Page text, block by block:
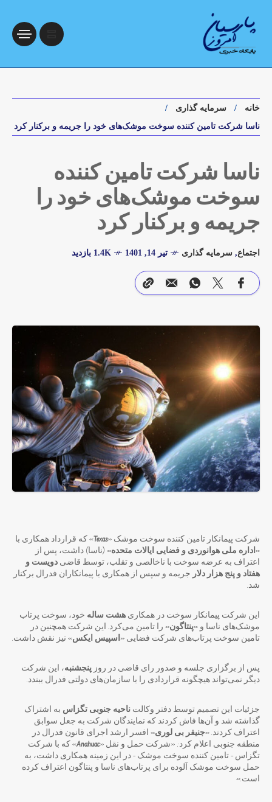
خانه
سرمایه گذاری
ناسا شرکت تامین کننده سوخت موشک‌های خود را جریمه و برکنار کرد
ناسا شرکت تامین کننده
سوخت موشک‌های خود را
جریمه و برکنار کرد
اجتماع, سرمایه گذاری تیر 14, 1401 1.4K بازدید
شرکت پیمانکار تامین کننده سوخت موشک «Texas» که قرارداد همکاری با
« اداره ملی هوانوردی و فضایی ایالات متحده» (ناسا) داشت، پس از
اعتراف به عرضه سوخت با ناخالصی و تقلب، توسط قاضی دویست و
هفتاد و پنج هزار دلار جریمه و سپس از همکاری با پیمانکاران فدرال برکنار
شد.
این شرکت پیمانکار سوخت در همکاری هشت ساله خود، سوخت پرتاب
موشک‌های ناسا و «پنتاگون» را تامین می‌کرد. این شرکت همچنین در
تامین سوخت پرتاب‌های شرکت فضایی « اسپیس ایکس» نیز نقش داشت.
پس از برگزاری جلسه و صدور رای قاضی در روز پنجشنبه، این شرکت
دیگر نمی‌تواند هیچگونه قراردادی را با سازمان‌های دولتی فدرال ببندد.
جزئیات این تصمیم توسط دفتر وکالت ناحیه جنوبی تگزاس به اشتراک
گذاشته شد و آن‌ها فاش کردند که نمایندگان شرکت به جعل سوابق
اعتراف کردند. «جنیفر بی لوری» افسر ارشد اجرای قانون فدرال در
منطقه جنوبی اعلام کرد: «شرکت حمل و نقل «Anahuac» که با شرکت
تگزاس – تامین کننده سوخت موشک – در این زمینه همکاری داشت، به
حمل سوخت موشک آلوده برای پرتاب‌های ناسا و پنتاگون اعتراف کرده
است.»